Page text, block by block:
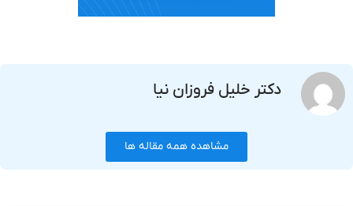
دکتر خلیل فروزان نیا
مشاهده همه مقاله ها